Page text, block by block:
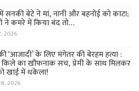
बेटे ने मां, नानी और बहनोई को काटा;
ने कमरे में किया बंद तो…
2026
‘आजादी’ के लिए मंगेतर की बेरहम हत्या :
किले का खौफनाक सच, प्रेमी के साथ मिलकर
खाई में धकेला!
2026